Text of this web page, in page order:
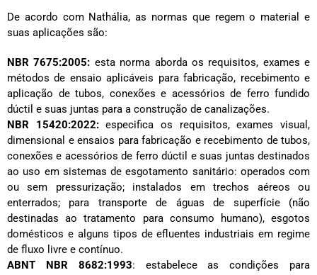
De acordo com Nathália, as normas que regem o material e
suas aplicações são:
NBR 7675:2005: esta norma aborda os requisitos, exames e
métodos de ensaio aplicáveis para fabricação, recebimento e
aplicação de tubos, conexões e acessórios de ferro fundido
dúctil e suas juntas para a construção de canalizações.
NBR 15420:2022:especifica os requisitos, exames visual,
dimensional e ensaios para fabricação e recebimento de tubos,
conexões e acessórios de ferro dúctil e suas juntas destinados
ao uso em sistemas de esgotamento sanitário: operados com
ou sem pressurização; instalados em trechos aéreos ou
enterrados; para transporte de águas de superfície (não
destinadas ao tratamento para consumo humano), esgotos
domésticos e alguns tipos de efluentes industriais em regime
de fluxo livre e contínuo.
ABNT NBR 8682:1993: estabelece as condições para